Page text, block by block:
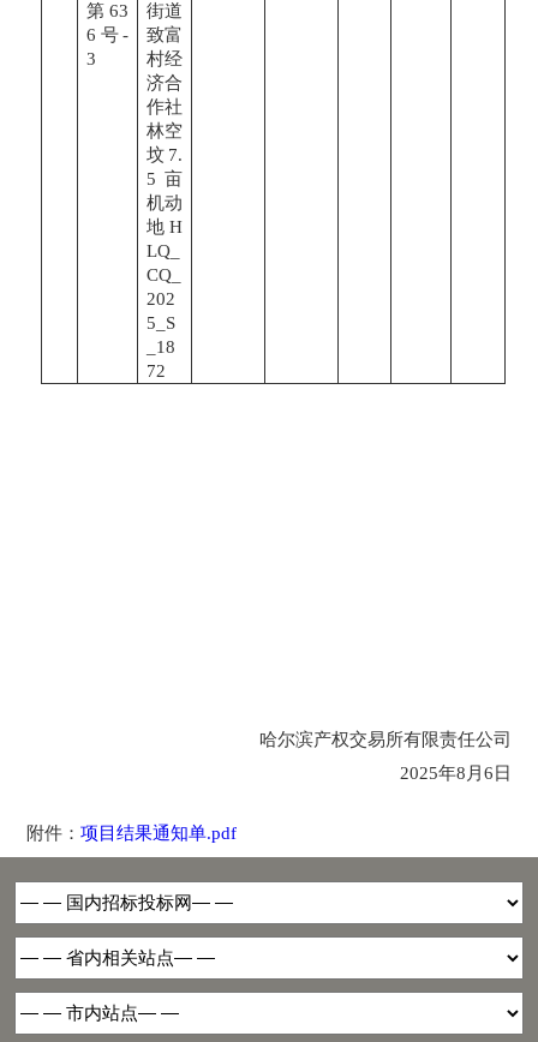
第63
6号-
3
街道
致富
村经
济合
作社
林空
坟7.
5亩
机动
地H
LQ_
CQ_
202
5_S
_18
72
哈尔滨产权交易所有限责任公司
2025年8月6日
附件： 项目结果通知单.pdf